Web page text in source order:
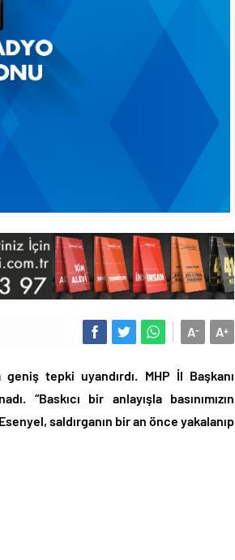
A+
A-
geniş tepki uyandırdı. MHP İl Başkanı
“Baskıcı bir anlayışla basınımızın
saldırganın bir an önce yakalanıp